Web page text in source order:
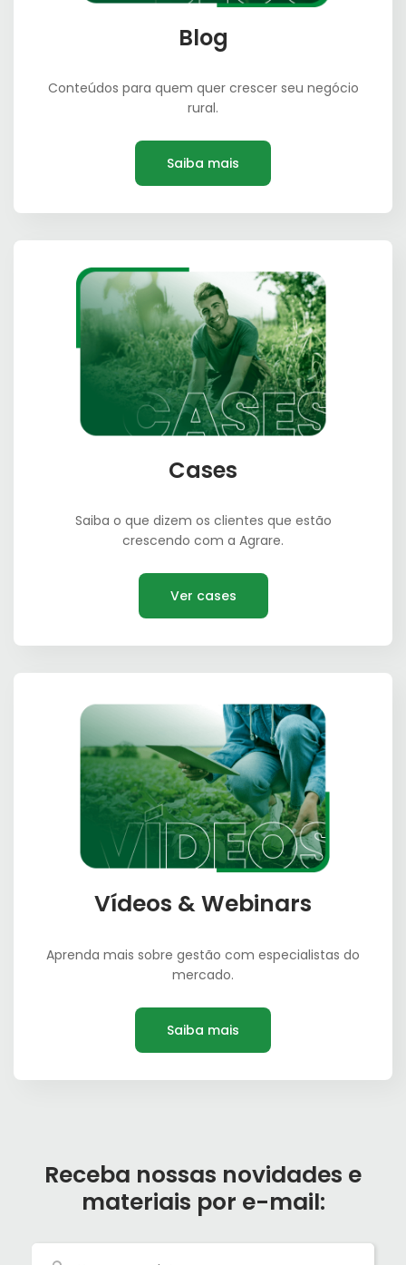
Blog
Conteúdos para quem quer crescer seu negócio
rural.
Saiba mais
Cases
Saiba o que dizem os clientes que estão
crescendo com a Agrare.
Ver cases
Vídeos & Webinars
Aprenda mais sobre gestão com especialistas do
mercado.
Saiba mais
Receba nossas novidades e
materiais por e-mail: